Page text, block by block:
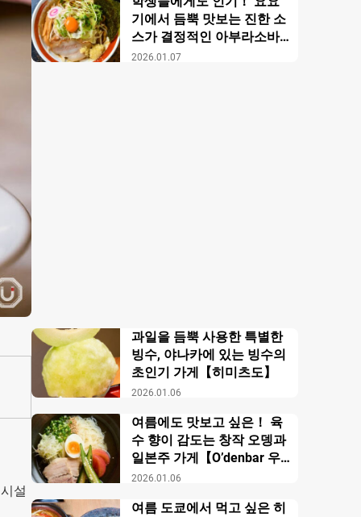
설
2026.01.07
기에서 듬뿍 맛보는 진한 소
스가 결정적인 아부라소바
【무사시노 아부라 각카
2026.01.06
과일을 듬뿍 사용한 특별한
빙수, 야나카에 있는 빙수의
초인기 가게【히미츠도】
2026.01.06
여름에도 맛보고 싶은！ 육
수 향이 감도는 창작 오뎅과
일본주 가게【O’denbar 우
마미 아자부주반】
여름 도쿄에서 먹고 싶은 히